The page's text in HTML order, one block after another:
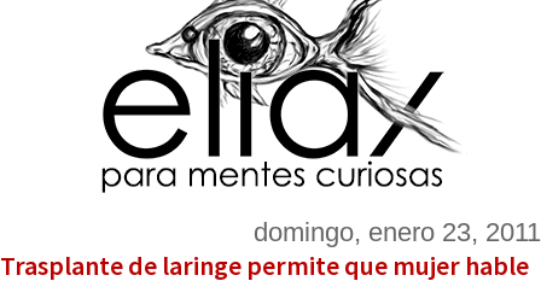
domingo, enero 23, 2011
Trasplante de laringe permite que mujer hable